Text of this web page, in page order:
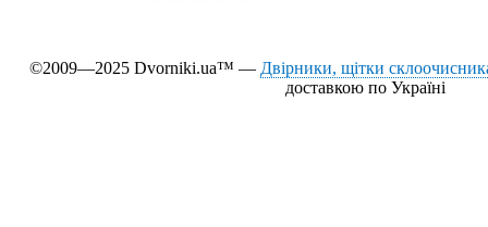
©2009—2025 Dvorniki.ua™ — Двірники, щітки
доставкою по Україні